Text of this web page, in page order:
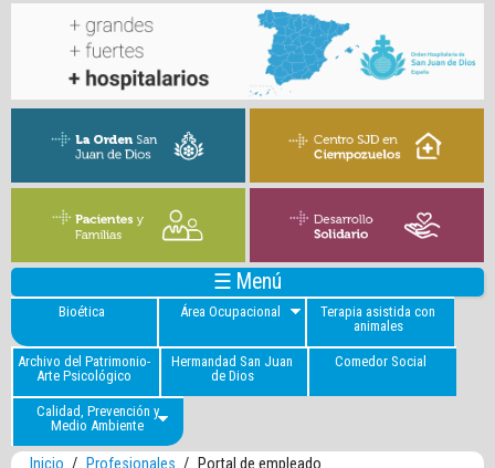
☰ Menú
Bioética Área Ocupacional
Terapia asistida con
animales
Archivo del Patrimonio-
Arte Psicológico
Hermandad San Juan
de Dios
Comedor Social
Calidad, Prevención y
Medio Ambiente
Inicio / Profesionales / Portal de empleado